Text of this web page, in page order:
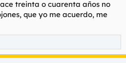
treinta o cuarenta años no
que yo me acuerdo, me